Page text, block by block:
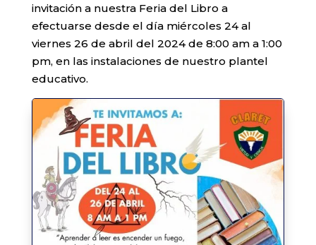
invitación a nuestra Feria del Libro a
efectuarse desde el día miércoles 24 al
viernes 26 de abril del 2024 de 8:00 am a 1:00
pm, en las instalaciones de nuestro plantel
educativo.